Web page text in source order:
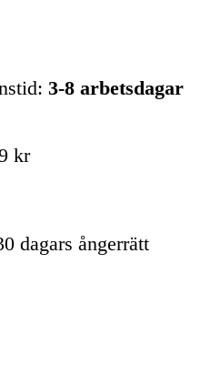
3-8 arbetsdagar
kr
dagars ångerrätt